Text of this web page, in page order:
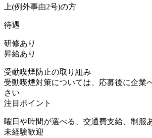
上(例外事由2号)の方
待遇
研修あり
昇給あり
受動喫煙防止の取り組み
受動喫煙対策については、応募後に企業
さい
注目ポイント
曜日や時間が選べる、交通費支給、制服
未経験歓迎